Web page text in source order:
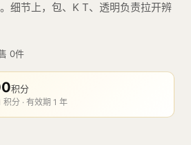
细节上，包、K T、透明负责拉开辨
0件
积分
积分 · 有效期 1 年